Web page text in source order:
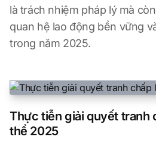
là trách nhiệm pháp lý mà
quan hệ lao động bền vững
trong năm 2025.
Thực tiễn giải quyết tranh
thể 2025